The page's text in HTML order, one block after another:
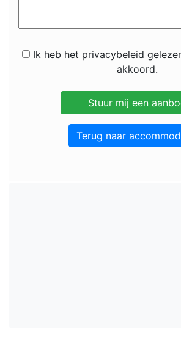
Ik heb het privacybeleid
akkoord.
Terug naar